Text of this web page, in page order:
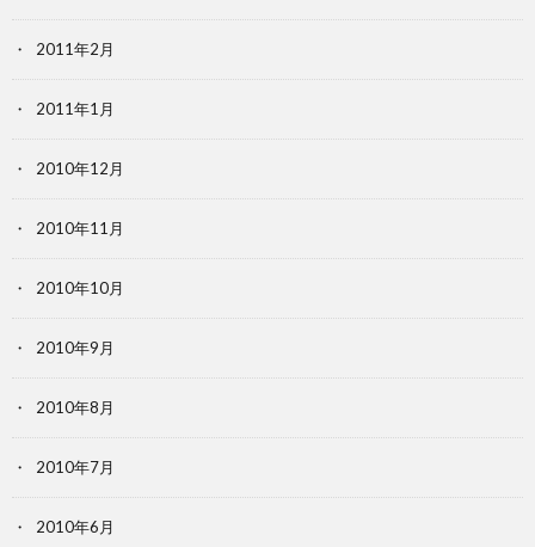
2011年2月
2011年1月
2010年12月
2010年11月
2010年10月
2010年9月
2010年8月
2010年7月
2010年6月